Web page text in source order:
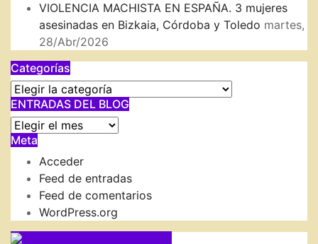
VIOLENCIA MACHISTA EN ESPAÑA. 3 mujeres
asesinadas en Bizkaia, Córdoba y Toledo martes,
28/Abr/2026
Categorías
Categorías
ENTRADAS DEL BLOG
ENTRADAS
DEL
BLOG
Meta
Acceder
Feed de entradas
Feed de comentarios
WordPress.org